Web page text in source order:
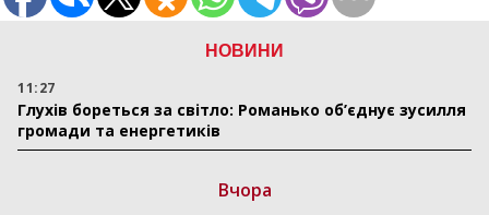
НОВИНИ
11:27
Глухів бореться за світло: Романько об’єднує зусилля
громади та енергетиків
Вчора